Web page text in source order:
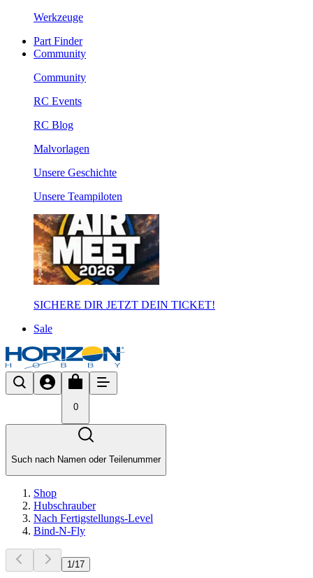
Werkzeuge
Part Finder
Community
Community
RC Events
RC Blog
Malvorlagen
Unsere Geschichte
Unsere Teampiloten
SICHERE DIR JETZT DEIN TICKET!
Sale
0
Such nach Namen oder Teilenummer
Shop
Hubschrauber
Nach Fertigstellungs-Level
Bind-N-Fly
1/17